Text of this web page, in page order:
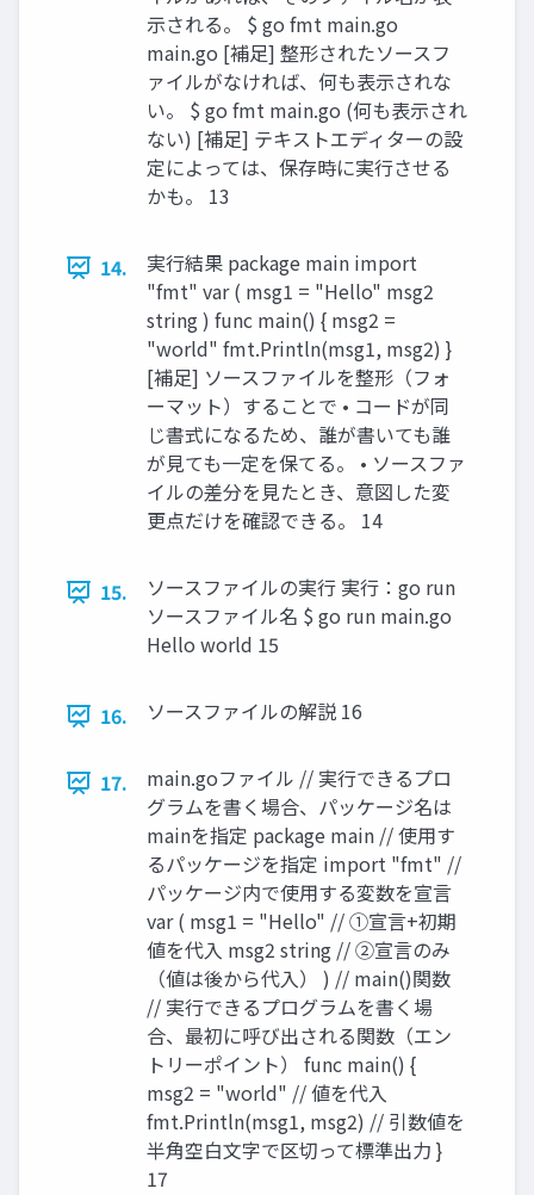
示される。 $ go fmt main.go
main.go [補足] 整形されたソースフ
ァイルがなければ、何も表示されな
い。 $ go fmt main.go (何も表示され
ない) [補足] テキストエディターの設
定によっては、保存時に実行させる
かも。 13
14.
実行結果 package main import
"fmt" var ( msg1 = "Hello" msg2
string ) func main() { msg2 =
"world" fmt.Println(msg1, msg2) }
[補足] ソースファイルを整形（フォ
ーマット）することで • コードが同
じ書式になるため、誰が書いても誰
が見ても一定を保てる。 • ソースファ
イルの差分を見たとき、意図した変
更点だけを確認できる。 14
15.
ソースファイルの実行 実行：go run
ソースファイル名 $ go run main.go
Hello world 15
16. ソースファイルの解説 16
17.
main.goファイル // 実行できるプロ
グラムを書く場合、パッケージ名は
mainを指定 package main // 使用す
るパッケージを指定 import "fmt" //
パッケージ内で使用する変数を宣言
var ( msg1 = "Hello" // ①宣言+初期
値を代入 msg2 string // ②宣言のみ
（値は後から代入） ) // main()関数
// 実行できるプログラムを書く場
合、最初に呼び出される関数（エン
トリーポイント） func main() {
msg2 = "world" // 値を代入
fmt.Println(msg1, msg2) // 引数値を
半角空白文字で区切って標準出力 }
17